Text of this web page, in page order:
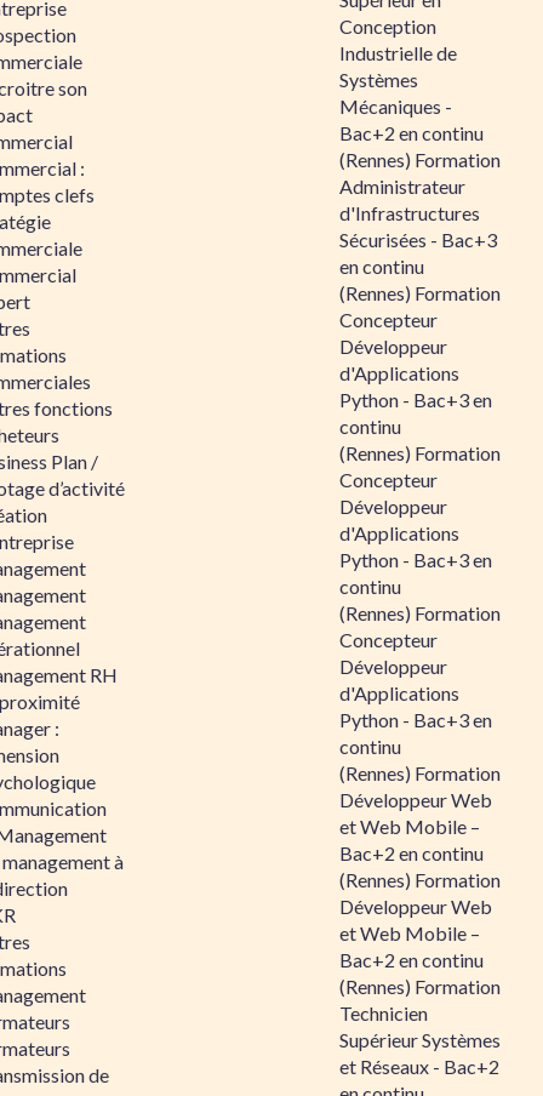
son
:
clefs
fonctions
Plan /
d’activité
RH
:
à
de
Conception
Industrielle de
Systèmes
Mécaniques -
Bac+2 en continu
(Rennes) Formation
Administrateur
d'Infrastructures
Sécurisées - Bac+3
en continu
(Rennes) Formation
Concepteur
Développeur
d'Applications
Python - Bac+3 en
continu
(Rennes) Formation
Concepteur
Développeur
d'Applications
Python - Bac+3 en
continu
(Rennes) Formation
Concepteur
Développeur
d'Applications
Python - Bac+3 en
continu
(Rennes) Formation
Développeur Web
et Web Mobile –
Bac+2 en continu
(Rennes) Formation
Développeur Web
et Web Mobile –
Bac+2 en continu
(Rennes) Formation
Technicien
Supérieur Systèmes
et Réseaux - Bac+2